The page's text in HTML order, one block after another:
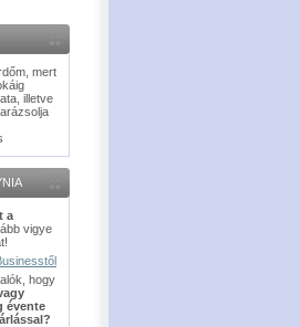
mert
illetve
a
vigye
hogy
évente